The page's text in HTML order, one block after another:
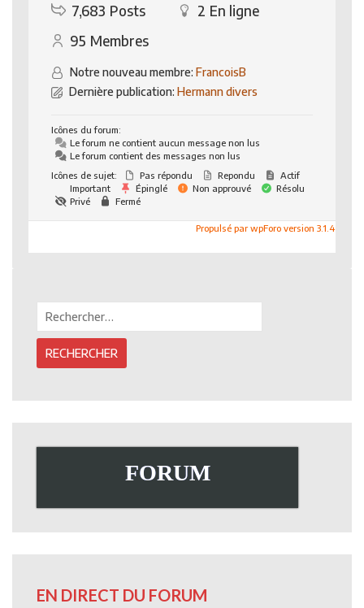
7,683 Posts 2 En ligne
95 Membres
Notre nouveau membre: FrancoisB
Dernière publication: Hermann divers
Icônes du forum:
Le forum ne contient aucun message non lus
Le forum contient des messages non lus
Icônes de sujet:
Pas répondu Repondu
Actif
Important
Épinglé Non approuvé
Résolu
Privé
Fermé
Propulsé par wpForo version 3.1.4
FORUM
EN DIRECT DU FORUM